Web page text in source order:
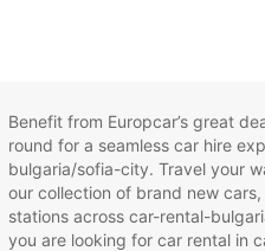
Benefit from Europcar’s great
round for a seamless car hire
bulgaria/sofia-city. Travel your
our collection of brand new
stations across car-rental-
you are looking for car rental in